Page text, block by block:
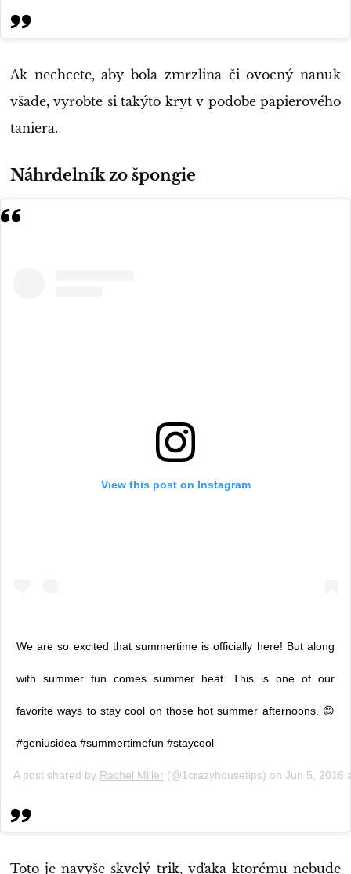
Ak nechcete, aby bola zmrzlina či ovocný nanuk
všade, vyrobte si takýto kryt v podobe papierového
taniera.
Náhrdelník zo špongie
View this post on Instagram
We are so excited that summertime is officially here! But along
with summer fun comes summer heat. This is one of our
favorite ways to stay cool on those hot summer afternoons. 😊
#geniusidea #summertimefun #staycool
A post shared by Rachel Miller (@1crazyhousetips) on Jun 5, 2016
Toto je navyše skvelý trik, vďaka ktorému nebude